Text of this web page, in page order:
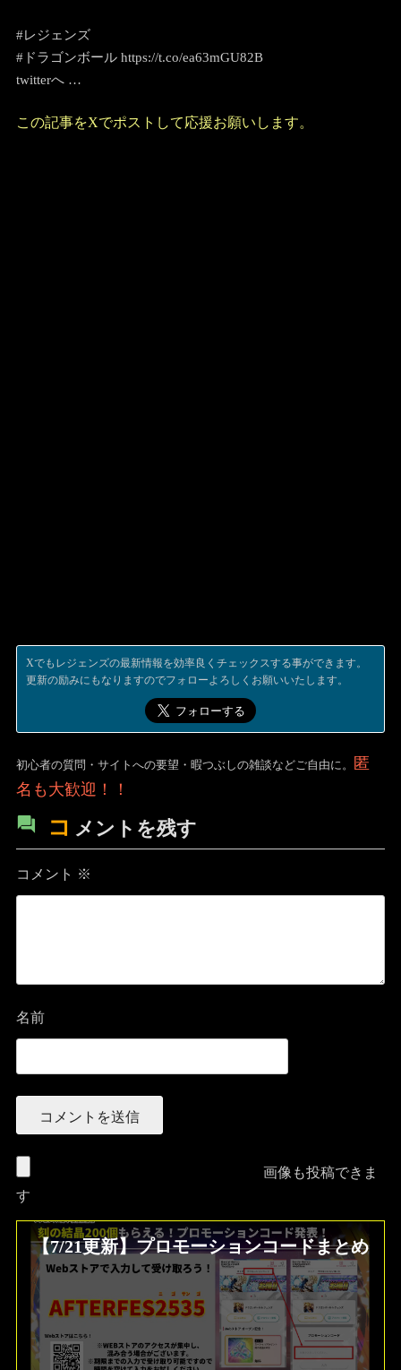
#レジェンズ
#ドラゴンボール https://t.co/ea63mGU82B
twitterへ …
この記事をXでポストして応援お願いします。
Xでもレジェンズの最新情報を効率良くチェックスする事ができます。
更新の励みにもなりますのでフォローよろしくお願いいたします。
初心者の質問・サイトへの要望・暇つぶしの雑談などご自由に。
匿
名も大歓迎！！
コ メントを残す
コメント ※
名前
画像も投稿できま
す
【7/21更新】プロモーションコードまとめ